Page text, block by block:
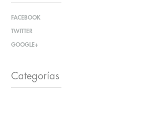
FACEBOOK
TWITTER
GOOGLE+
Categorías